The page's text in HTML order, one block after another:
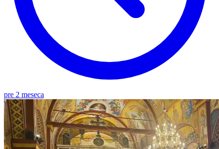
pre 2 meseca